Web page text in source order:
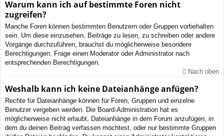
Warum kann ich auf bestimmte Foren nicht
zugreifen?
Manche Foren können bestimmten Benutzern oder Gruppen vorbehalten
sein. Um diese einzusehen, Beiträge zu lesen, zu schreiben oder andere
Vorgänge durchzuführen, brauchst du möglicherweise besondere
Berechtigungen. Frage einen Moderator oder Administrator nach
entsprechenden Berechtigungen.
Nach oben
Weshalb kann ich keine Dateianhänge anfügen?
Rechte für Dateianhänge können für Foren, Gruppen und einzelne
Benutzer vergeben werden. Die Board-Administration hat es
möglicherweise nicht erlaubt, Dateianhänge in dem Forum anzufügen, in
dem du deinen Beitrag verfassen möchtest, oder nur bestimmte Gruppen